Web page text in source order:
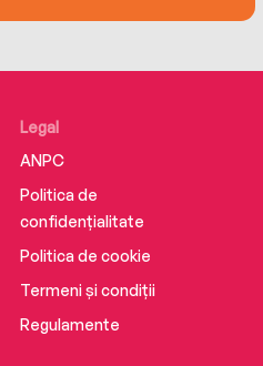
Legal
ANPC
Politica de
confidențialitate
Politica de cookie
Termeni și condiții
Regulamente